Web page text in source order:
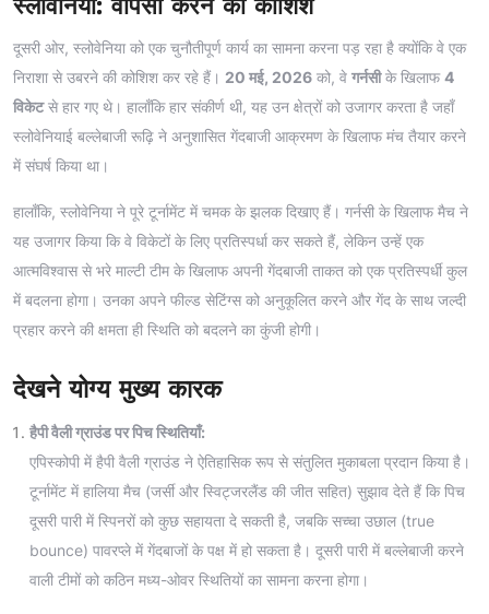
दूसरी ओर, स्लोवेनिया को एक चुनौतीपूर्ण कार्य का सामना करना पड़ रहा है क्योंकि वे एक
निराशा से उबरने की कोशिश कर रहे हैं। 20 मई, 2026 को, वे गर्नसीके खिलाफ4
विकेटसे हार गए थे। हालाँकि हार संकीर्ण थी, यह उन क्षेत्रों को उजागर करता है जहाँ
स्लोवेनियाई बल्लेबाजी रूढ़ि ने अनुशासित गेंदबाजी आक्रमण के खिलाफ मंच तैयार करने
में संघर्ष किया था।
हालाँकि, स्लोवेनिया ने पूरे टूर्नामेंट में चमक के झलक दिखाए हैं। गर्नसी के खिलाफ मैच ने
यह उजागर किया कि वे विकेटों के लिए प्रतिस्पर्धा कर सकते हैं, लेकिन उन्हें एक
आत्मविश्वास से भरे माल्टी टीम के खिलाफ अपनी गेंदबाजी ताकत को एक प्रतिस्पर्धी कुल
में बदलना होगा। उनका अपने फील्ड सेटिंग्स को अनुकूलित करने और गेंद के साथ जल्दी
प्रहार करने की क्षमता ही स्थिति को बदलने का कुंजी होगी।
देखने योग्य मुख्य कारक
हैपी वैली ग्राउंड पर पिच स्थितियाँ:
एपिस्कोपी में हैपी वैली ग्राउंड ने ऐतिहासिक रूप से संतुलित मुकाबला प्रदान किया है।
टूर्नामेंट में हालिया मैच (जर्सी और स्विट्जरलैंड की जीत सहित) सुझाव देते हैं कि पिच
दूसरी पारी में स्पिनरों को कुछ सहायता दे सकती है, जबकि सच्चा उछाल (true
bounce) पावरप्ले में गेंदबाजों के पक्ष में हो सकता है। दूसरी पारी में बल्लेबाजी करने
वाली टीमों को कठिन मध्य-ओवर स्थितियों का सामना करना होगा।